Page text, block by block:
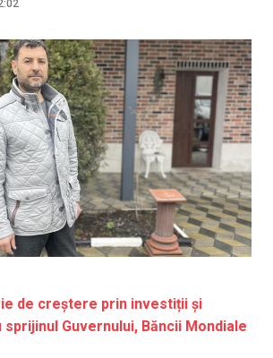
a
de creștere prin investiții și
Guvernului, Băncii Mondiale